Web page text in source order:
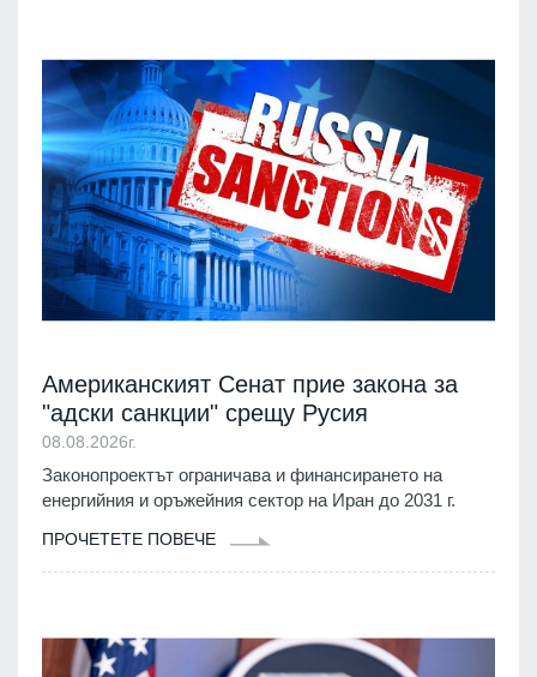
Американският Сенат прие закона за
"адски санкции" срещу Русия
08.08.2026г.
Законопроектът ограничава и финансирането на
енергийния и оръжейния сектор на Иран до 2031 г.
ПРОЧЕТЕТЕ ПОВЕЧЕ